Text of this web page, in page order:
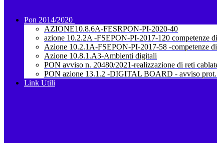
Pon 2014/2020
AZIONE10.8.6A-FESRPON-PI-2020-40
azione 10.2.2A -FSEPON-PI-2017-120 competenze
Azione 10.2.1A-FSEPON-PI-2017-58 -competenze
Azione 10.8.1.A3-Ambienti digitali
PON avviso n. 20480/2021-realizzazione di reti
PON azione 13.1.2 -DIGITAL BOARD - avviso prot.
Link Utili